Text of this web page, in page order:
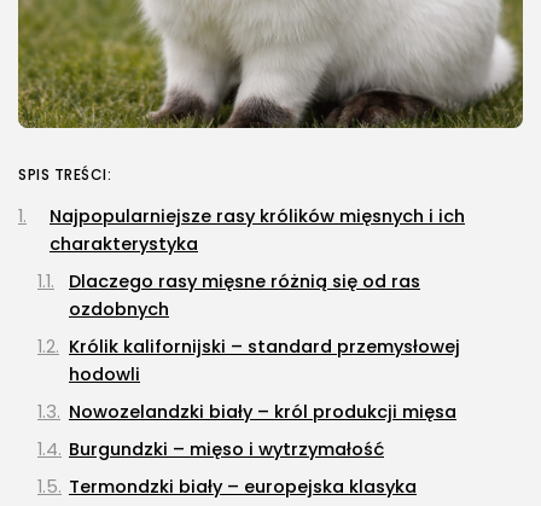
Budownictwo i Nieruchomości
Dach zielony – jakie są jego...
24 LIPCA, 2026
Pompa ciepła – jak działa, ile...
23 LIPCA, 2026
Natura i ekologia
dlaczego...
23 LIPCA, 2026
NAJPOPULARNIEJSZE KATEGORIE
Rolnictwo
SPIS TREŚCI:
Najpopularniejsze rasy królików mięsnych i ich
charakterystyka
Dlaczego rasy mięsne różnią się od ras
ozdobnych
Królik kalifornijski – standard przemysłowej
hodowli
Nowozelandzki biały – król produkcji mięsa
Burgundzki – mięso i wytrzymałość
Termondzki biały – europejska klasyka